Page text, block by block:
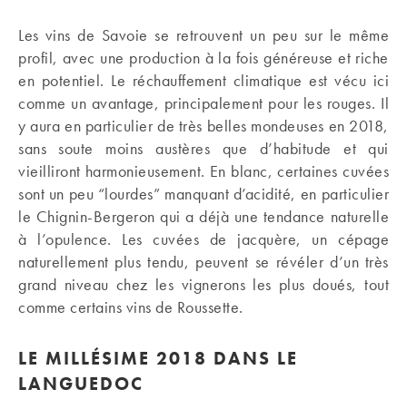
Les vins de Savoie se retrouvent un peu sur le même
profil, avec une production à la fois généreuse et riche
en potentiel. Le réchauffement climatique est vécu ici
comme un avantage, principalement pour les rouges. Il
y aura en particulier de très belles mondeuses en 2018,
sans soute moins austères que d’habitude et qui
vieilliront harmonieusement. En blanc, certaines cuvées
sont un peu “lourdes” manquant d’acidité, en particulier
le Chignin-Bergeron qui a déjà une tendance naturelle
à l’opulence. Les cuvées de jacquère, un cépage
naturellement plus tendu, peuvent se révéler d’un très
grand niveau chez les vignerons les plus doués, tout
comme certains vins de Roussette.
LE MILLÉSIME 2018 DANS LE
LANGUEDOC